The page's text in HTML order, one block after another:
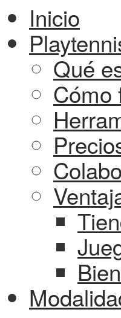
Inicio
Qué
Cómo